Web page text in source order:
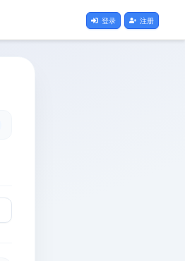
登录 注册